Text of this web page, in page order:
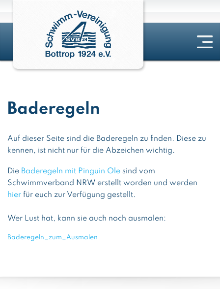
Baderegeln
Auf dieser Seite sind die Baderegeln zu finden. Diese zu
kennen, ist nicht nur für die Abzeichen wichtig.
Die Baderegeln mit Pinguin Ole sind vom
Schwimmverband NRW erstellt worden und werden
hier für euch zur Verfügung gestellt.
Wer Lust hat, kann sie auch noch ausmalen:
Baderegeln_zum_Ausmalen